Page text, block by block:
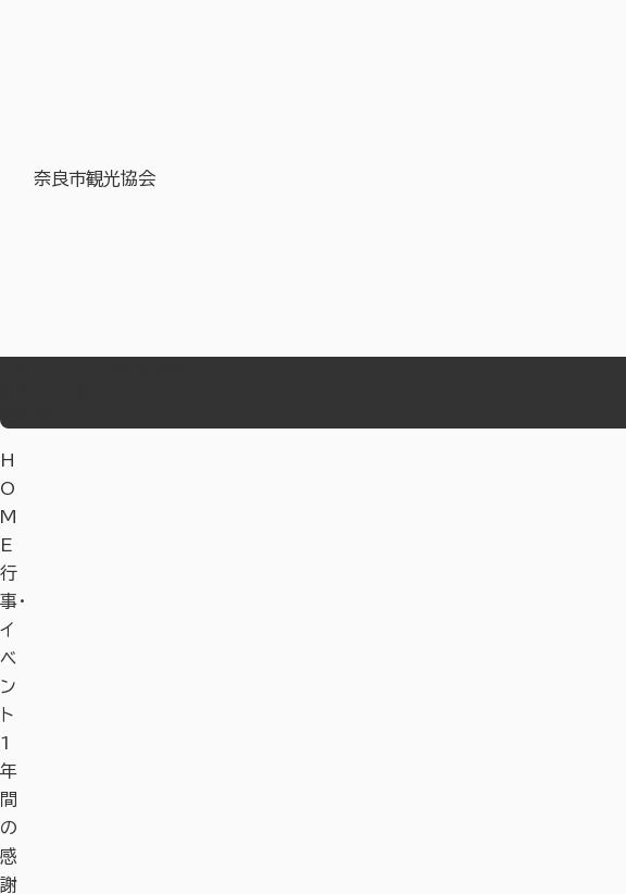
奈良市観光協会
H
O
M
E
行
事・
イ
ベ
ン
ト
1
年
間
の
感
謝